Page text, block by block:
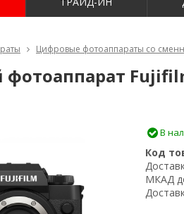
Цифровые фотоаппараты со
В
Код
МКАД